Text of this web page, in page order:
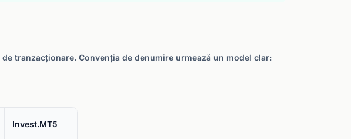
tranzacționare. Convenția de denumire urmează un model clar:
Invest.MT5